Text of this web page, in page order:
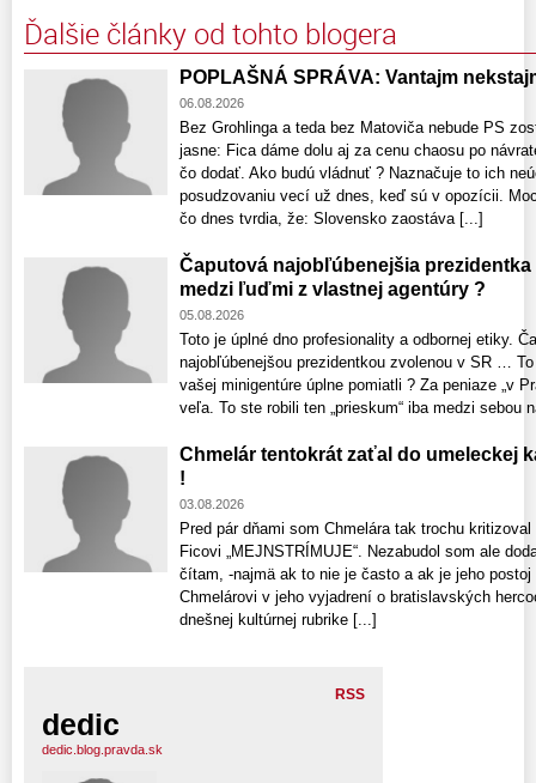
Ďalšie články od tohto blogera
POPLAŠNÁ SPRÁVA: Vantajm
06.08.2026
Bez Grohlinga a teda bez Matoviča nebude PS
jasne: Fica dáme dolu aj za cenu chaosu po
čo dodať. Ako budú vládnuť ? Naznačuje to ich
posudzovaniu vecí už dnes, keď sú v opozícii.
čo dnes tvrdia, že: Slovensko zaostáva [...]
Čaputová najobľúbenejšia
medzi ľuďmi z vlastnej agentúry ?
05.08.2026
Toto je úplné dno profesionality a odbornej etiky.
najobľúbenejšou prezidentkou zvolenou v SR …
vašej minigentúre úplne pomiatli ? Za peniaze „v
veľa. To ste robili ten „prieskum“ iba medzi sebou
Chmelár tentokrát zaťal do umeleckej
!
03.08.2026
Pred pár dňami som Chmelára tak trochu
Ficovi „MEJNSTRÍMUJE“. Nezabudol som ale
čítam, -najmä ak to nie je často a ak je jeho
Chmelárovi v jeho vyjadrení o bratislavských
dnešnej kultúrnej rubrike [...]
RSS
dedic
dedic.blog.pravda.sk